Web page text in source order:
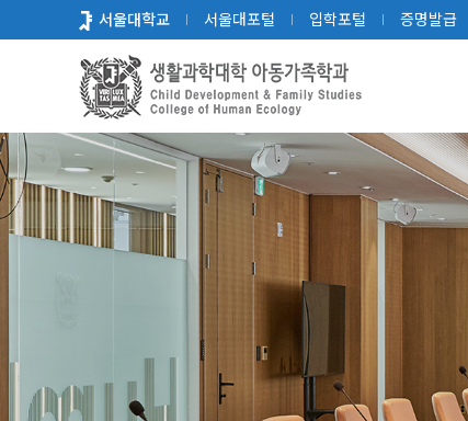
로
뉴
서울대학교 서울대포털 입학포털 증명발급